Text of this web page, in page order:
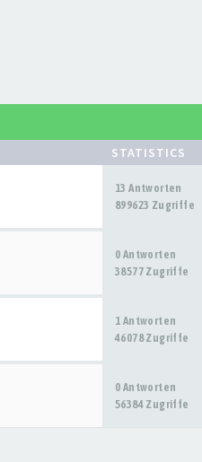
STATISTICS
13 Antworten
899623 Zugriffe
0 Antworten
38577 Zugriffe
1 Antworten
46078 Zugriffe
0 Antworten
56384 Zugriffe